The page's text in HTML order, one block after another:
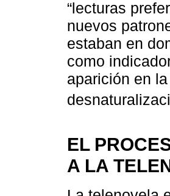
“lecturas
nuevos
estaban en
como
aparición en
EL
A LA